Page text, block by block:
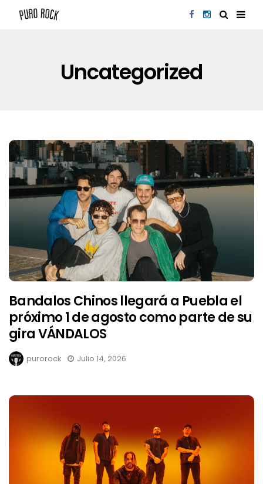
Uncategorized
Bandalos Chinos llegará a Puebla el
próximo 1 de agosto como parte de su
gira VÁNDALOS
purorock Julio 14, 2026